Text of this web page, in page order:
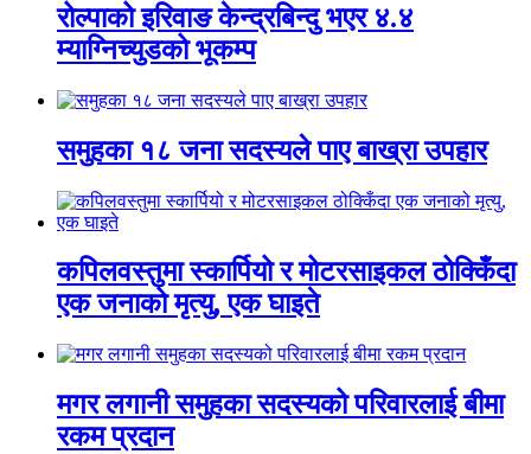
रोल्पाको इरिवाङ केन्द्रबिन्दु भएर ४.४
म्याग्निच्युडको भूकम्प
समुहका १८ जना सदस्यले पाए बाख्रा उपहार
कपिलवस्तुमा स्कार्पियो र मोटरसाइकल ठोक्किँदा
एक जनाको मृत्यु, एक घाइते
मगर लगानी समुहका सदस्यको परिवारलाई बीमा
रकम प्रदान